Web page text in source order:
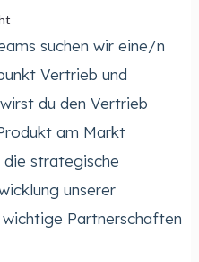
suchen wir eine/n
Vertrieb und
du den Vertrieb
am Markt
die strategische
unserer
Partnerschaften